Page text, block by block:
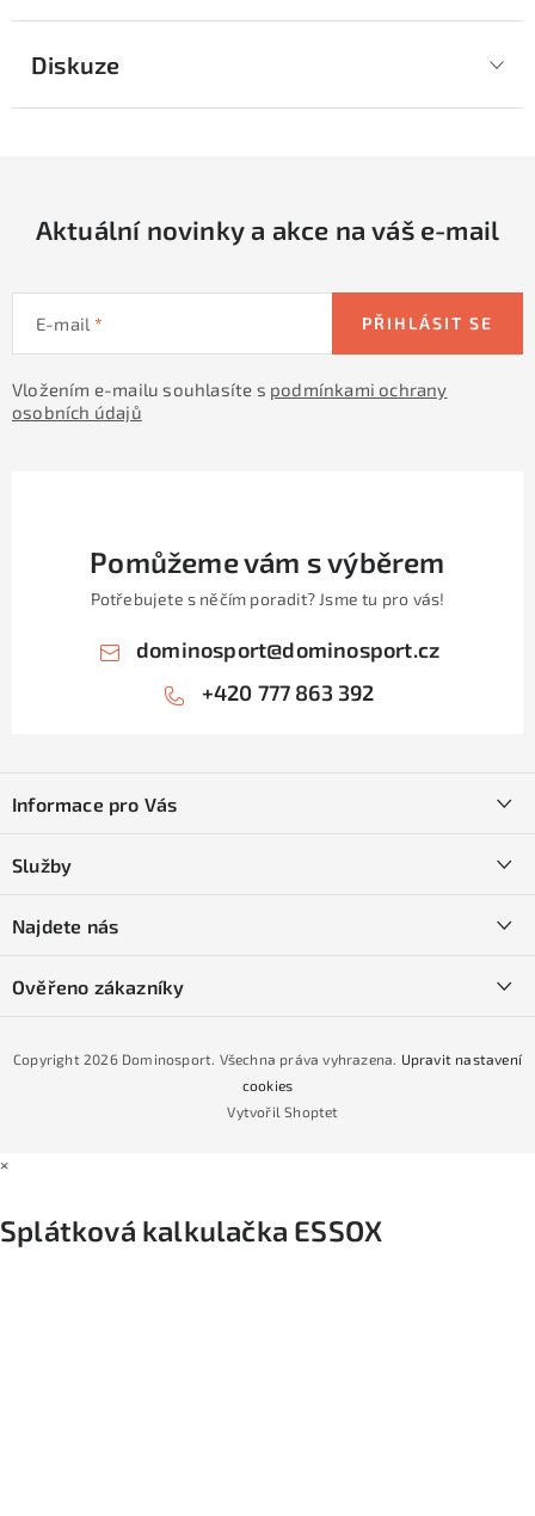
Diskuze
Aktuální novinky a akce na váš e-mail
E-mail
Vložením e-mailu souhlasíte s podmínkami ochrany
osobních údajů
PŘIHLÁSIT SE
Pomůžeme vám s výběrem
Potřebujete s něčím poradit? Jsme tu pro vás!
dominosport@dominosport.cz
+420 777 863 392
pInformace pro Vás
Obchodní podmínky
Podmínky GDPR
Podmínky nákupu na splátky ESSOX
Služby
Naše prodejna
Najdete nás
Ověřeno zákazníky
Vytvořil Shoptet
Copyright 2026 Dominosport. Všechna práva vyhrazena. Upravit nastavení
cookies
×
Splátková kalkulačka ESSOX